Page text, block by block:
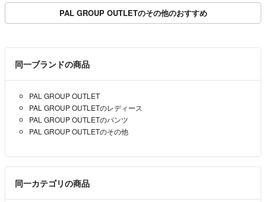
こちらの商品はラクマ公式パートナーの楽天グループ株式会社のRakute
n Fashionによって出品されています。
PAL GROUP OUTLETのその他のおすすめ
同一ブランドの商品
PAL GROUP OUTLET
PAL GROUP OUTLETのレディース
PAL GROUP OUTLETのパンツ
PAL GROUP OUTLETのその他
同一カテゴリの商品